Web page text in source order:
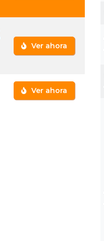
Ver ahora
Ver ahora